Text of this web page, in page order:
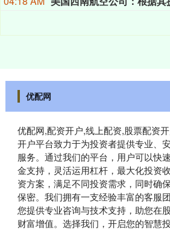
优配网
优配网,配资开户,线上配资,股票配资
开户平台致力于为投资者提供专业、
服务。通过我们的平台，用户可以快
金支持，灵活运用杠杆，最大化投资
资方案，满足不同投资需求，同时确
保密。我们拥有一支经验丰富的客服
您提供专业咨询与技术支持，助您在
财富增值。选择我们，开启您的智慧